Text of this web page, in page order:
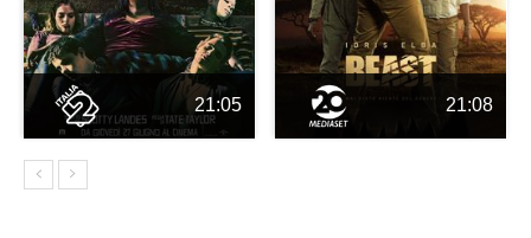
21:05 21:08